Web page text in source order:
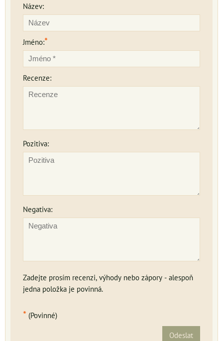
Název:
Jméno:*
Recenze:
Pozitiva:
Negativa:
Zadejte prosím recenzi, výhody nebo zápory - alespoň
jedna položka je povinná.
* (Povinné)
Odeslat